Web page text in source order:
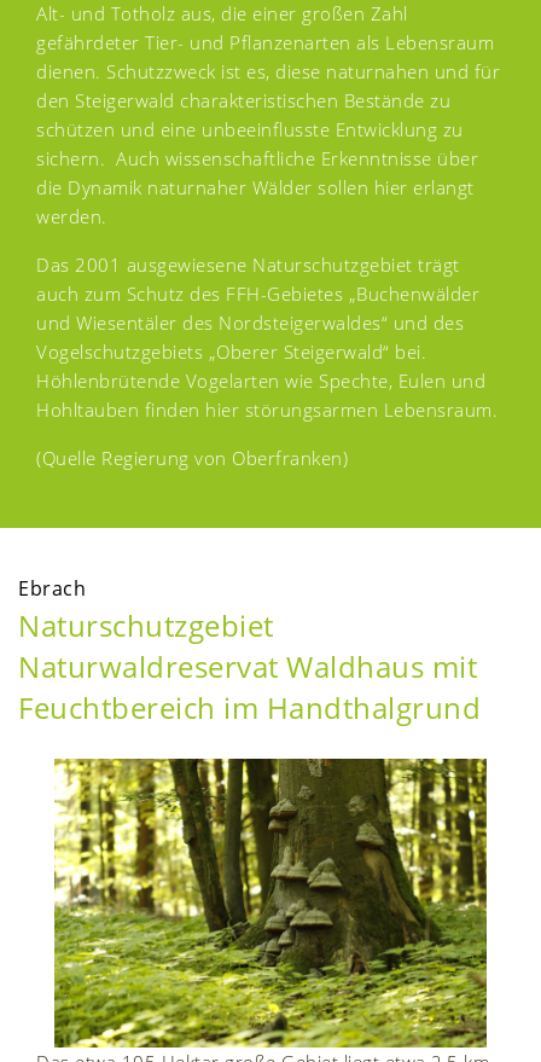
Alt- und Totholz aus, die einer großen Zahl
gefährdeter Tier- und Pflanzenarten als Lebensraum
dienen. Schutzzweck ist es, diese naturnahen und für
den Steigerwald charakteristischen Bestände zu
schützen und eine unbeeinflusste Entwicklung zu
sichern. Auch wissenschaftliche Erkenntnisse über
die Dynamik naturnaher Wälder sollen hier erlangt
werden.
Das 2001 ausgewiesene Naturschutzgebiet trägt
auch zum Schutz des FFH-Gebietes „Buchenwälder
und Wiesentäler des Nordsteigerwaldes“ und des
Vogelschutzgebiets „Oberer Steigerwald“ bei.
Höhlenbrütende Vogelarten wie Spechte, Eulen und
Hohltauben finden hier störungsarmen Lebensraum.
(Quelle Regierung von Oberfranken)
Ebrach
Naturschutzgebiet
Naturwaldreservat Waldhaus mit
Feuchtbereich im Handthalgrund